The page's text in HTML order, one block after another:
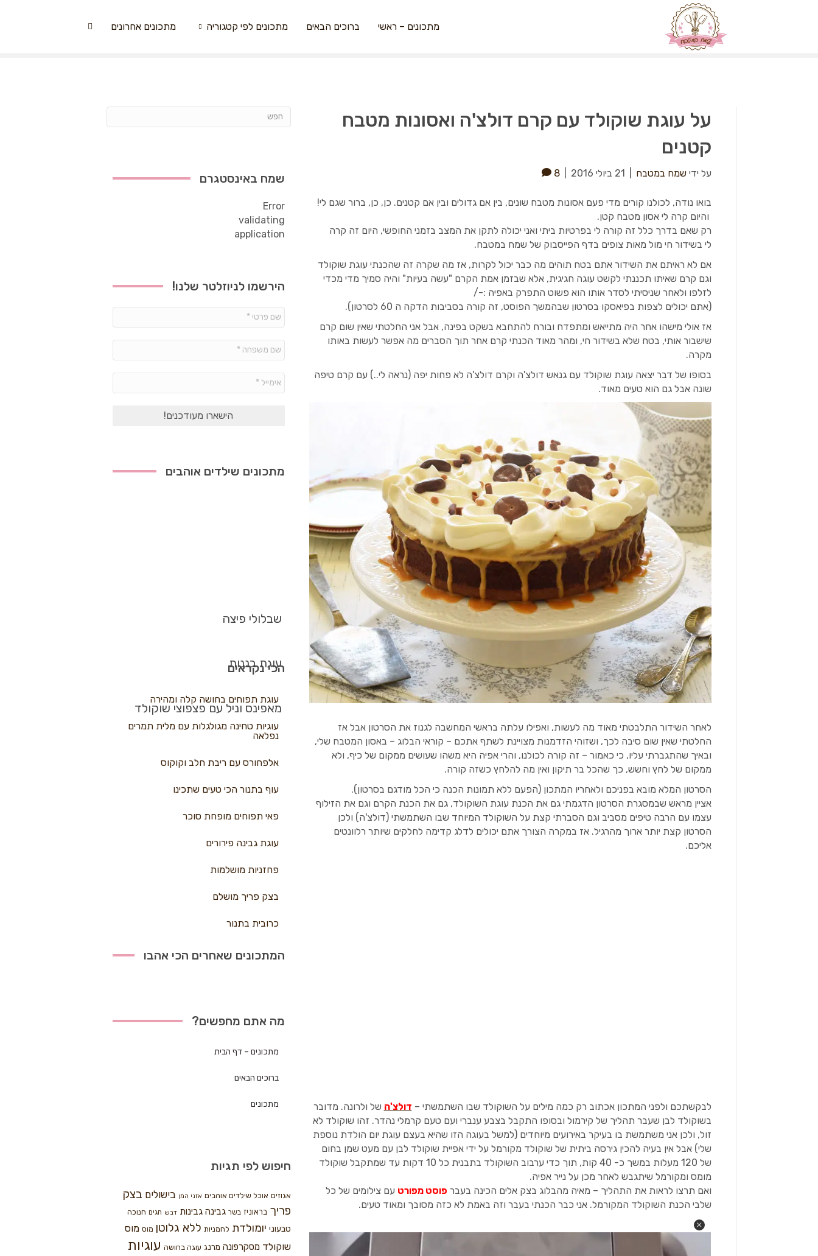
מתכונים – ראשי ברוכים הבאים מתכונים לפי קטגוריה מתכונים אחרונים
על עוגת שוקולד עם קרם דולצ'ה ואסונות מטבח
קטנים
על ידי שמח במטבח 21 ביולי 2016 8
בואו נודה, לכולנו קורים מדי פעם אסונות מטבח שונים, בין אם גדולים ובין אם קטנים. כן, כן, ברור שגם לי!
והיום קרה לי אסון מטבח קטן.
רק שאם בדרך כלל זה קורה לי בפרטיות ביתי ואני יכולה לתקן את המצב בזמני החופשי, היום זה קרה
לי בשידור חי מול מאות צופים בדף הפייסבוק של שמח במטבח.
אם לא ראיתם את השידור אתם בטח תוהים מה כבר יכול לקרות, אז מה שקרה זה שהכנתי עוגת שוקולד
וגם קרם שאיתו תכננתי לקשט עוגה חגיגית, אלא שבזמן אמת הקרם "עשה בעיות" והיה סמיך מדי מכדי
לזלפו ולאחר שניסיתי לסדר אותו הוא פשוט התפרק באפיה :-/
(אתם יכולים לצפות בפיאסקו בסרטון שבהמשך הפוסט, זה קורה בסביבות הדקה ה 60 לסרטון).
אז אולי מישהו אחר היה מתייאש ומתפדח ובורח להתחבא בשקט בפינה, אבל אני החלטתי שאין שום קרם
שישבור אותי, בטח שלא בשידור חי, ומהר מאוד הכנתי קרם אחר תוך הסברים מה אפשר לעשות באותו
מקרה.
בסופו של דבר יצאה עוגת שוקולד עם גנאש דולצ'ה וקרם דולצ'ה לא פחות יפה (נראה לי..) עם קרם טיפה
שונה אבל גם הוא טעים מאוד.
לאחר השידור התלבטתי מאוד מה לעשות, ואפילו עלתה בראשי המחשבה לגנוז את הסרטון אבל אז
החלטתי שאין שום סיבה לכך, ושזוהי הזדמנות מצויינת לשתף אתכם – קוראי הבלוג – באסון המטבח שלי,
ובאיך שהתגברתי עליו, כי כאמור – זה קורה לכולנו, והרי אפיה היא משהו שעושים ממקום של כיף, ולא
ממקום של לחץ וחשש, כך שהכל בר תיקון ואין מה להלחץ כשזה קורה.
הסרטון המלא מובא בפניכם ולאחריו המתכון (הפעם ללא תמונות הכנה כי הכל מודגם בסרטון).
אציין מראש שבמסגרת הסרטון הדגמתי גם את הכנת עוגת השוקולד, גם את הכנת הקרם וגם את הזילוף
עצמו עם הרבה טיפים מסביב וגם הסברתי קצת על השוקולד המיוחד שבו השתמשתי (דולצ'ה) ולכן
הסרטון קצת יותר ארוך מהרגיל. אז במקרה הצורך אתם יכולים לדלג קדימה לחלקים שיותר רלוונטים
אליכם.
לבקשתכם ולפני המתכון אכתוב רק כמה מילים על השוקולד שבו השתמשתי – דולצ'ה של ולרונה. מדובר
בשוקולד לבן שעבר תהליך של קירמול ובסופו התקבל בצבע ענברי ועם טעם קרמלי נהדר. זהו שוקולד לא
זול, ולכן אני משתמשת בו בעיקר באירועים מיוחדים (למשל בעוגה הזו שהיא בעצם עוגת יום הולדת נוספת
שלי) אבל אין בעיה להכין גירסה ביתית של שוקולד מקורמל על ידי אפיית שוקולד לבן עם מעט שמן בחום
של 120 מעלות במשך כ- 40 קות, תוך כדי ערבוב השוקולד בתבנית כל 10 דקות עד שמתקבל שוקולד
מומס ומקורמל שיתגבש לאחר מכן על נייר אפיה.
ואם תרצו לראות את התהליך – מאיה מהבלוג בצק אלים הכינה בעבר פוסט מפורט עם צילומים של כל
שלבי הכנת השוקולד המקורמל. אני כבר הכנתי בעבר וזה באמת לא כזה מסובך ומאוד טעים.
שמח באינסטגרם
Error
validating
application
הירשמו לניוזלטר שלנו!
מתכונים שילדים אוהבים
שבלולי פיצה
עוגת בננות
מאפינס וניל עם פצפוצי שוקולד
הכי נקראים
עוגת תפוחים בחושה קלה ומהירה
עוגיות טחינה מגולגלות עם מלית תמרים
נפלאה
אלפחורס עם ריבת חלב וקוקוס
עוף בתנור הכי טעים שתכינו
פאי תפוחים מופחת סוכר
עוגת גבינה פירורים
פחזניות מושלמות
בצק פריך מושלם
כרובית בתנור
המתכונים שאחרים הכי אהבו
מה אתם מחפשים?
מתכונים – דף הבית
ברוכים הבאים
מתכונים
חיפוש לפי תגיות
אגוזים אוכל שילדים אוהבים אזני המן בישולים בצק
פריך בראוניז בשר גבינה גבינות דבש חגים חנוכה
טבעוני יומולדת לחמניות ללא גלוטן מוס מוס
שוקולד מסקרפונה מרנג עוגה בחושה עוגיות